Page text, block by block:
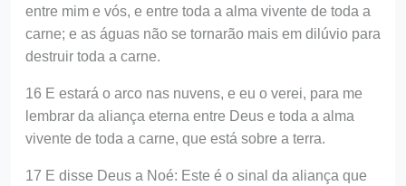
entre mim e vós, e entre toda a alma vivente de toda a
carne; e as águas não se tornarão mais em dilúvio para
destruir toda a carne.
16 E estará o arco nas nuvens, e eu o verei, para me
lembrar da aliança eterna entre Deus e toda a alma
vivente de toda a carne, que está sobre a terra.
17 E disse Deus a Noé: Este é o sinal da aliança que